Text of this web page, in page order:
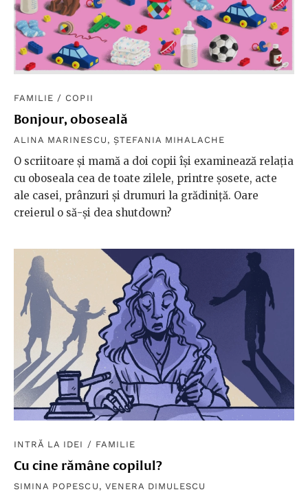
FAMILIE / COPII
Bonjour, oboseală
ALINA MARINESCU , ȘTEFANIA MIHALACHE
O scriitoare și mamă a doi copii își examinează relația
cu oboseala cea de toate zilele, printre șosete, acte
ale casei, prânzuri și drumuri la grădiniță. Oare
creierul o să-și dea shutdown?
INTRĂ LA IDEI / FAMILIE
Cu cine rămâne copilul?
SIMINA POPESCU , VENERA DIMULESCU